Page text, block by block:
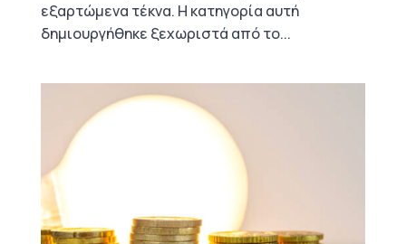
εξαρτώμενα τέκνα. Η κατηγορία αυτή
δημιουργήθηκε ξεχωριστά από το...